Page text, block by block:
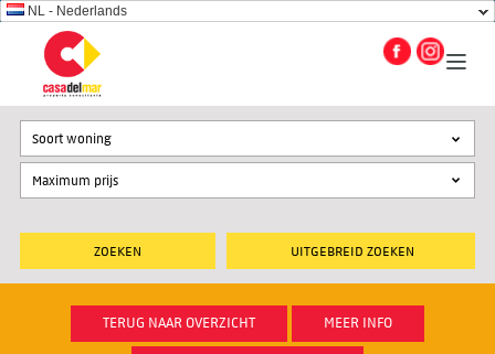
NL - Nederlands
UITGEBREID ZOEKEN
Soort woning
TERUG NAAR OVERZICHT MEER INFO